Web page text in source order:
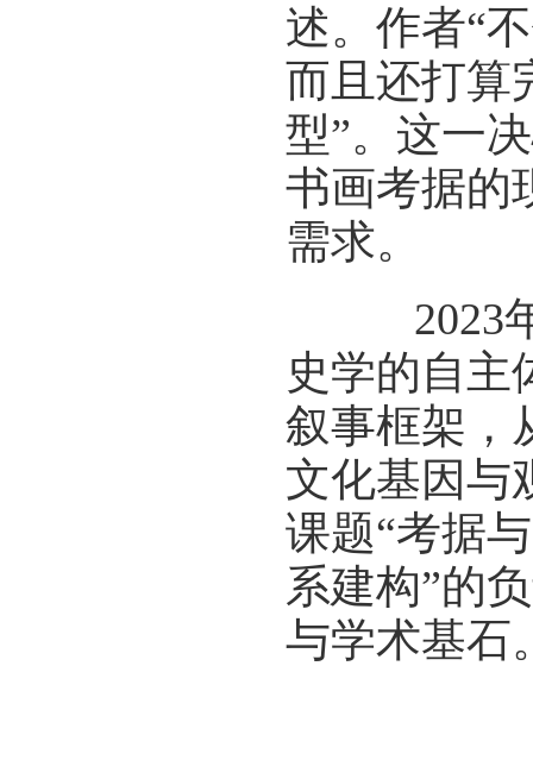
述。作者“
而且还打算
型”。这一
书画考据的
需求。
2023年
史学的自主
叙事框架，
文化基因与
课题“考据
系建构”的
与学术基石